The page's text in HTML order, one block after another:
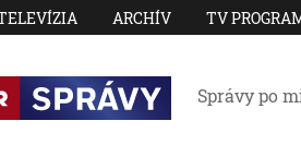
ARCHÍV TV
Správy po